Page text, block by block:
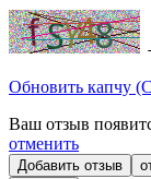
Обновить капчу
Ваш отзыв
отменить